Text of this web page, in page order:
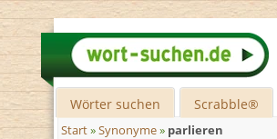
Wörter suchen Scrabble®
Start»Synonyme» parlieren